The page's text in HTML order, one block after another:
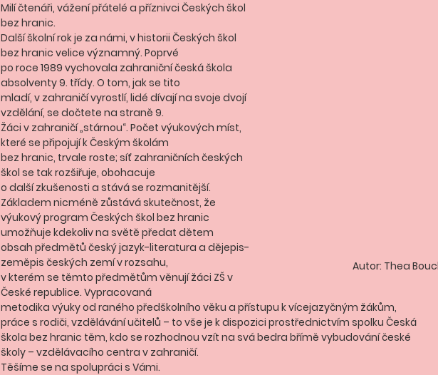
Autor: Thea
Milí čtenáři, vážení přátelé a příznivci Českých škol
bez hranic.
Další školní rok je za námi, v historii Českých škol
bez hranic velice významný. Poprvé
po roce 1989 vychovala zahraniční česká škola
absolventy 9. třídy. O tom, jak se tito
mladí, v zahraničí vyrostlí, lidé dívají na svoje dvojí
vzdělání, se dočtete na straně 9.
Žáci v zahraničí „stárnou“. Počet výukových míst,
které se připojují k Českým školám
bez hranic, trvale roste; síť zahraničních českých
škol se tak rozšiřuje, obohacuje
o další zkušenosti a stává se rozmanitější.
Základem nicméně zůstává skutečnost, že
výukový program Českých škol bez hranic
umožňuje kdekoliv na světě předat dětem
obsah předmětů český jazyk-literatura a dějepis-
zeměpis českých zemí v rozsahu,
v kterém se těmto předmětům věnují žáci ZŠ v
České republice. Vypracovaná
metodika výuky od raného předškolního věku a přístupu k vícejazyčným žákům,
práce s rodiči, vzdělávání učitelů – to vše je k dispozici prostřednictvím spolku Česká
škola bez hranic těm, kdo se rozhodnou vzít na svá bedra břímě vybudování české
školy – vzdělávacího centra v zahraničí.
Těšíme se na spolupráci s Vámi.